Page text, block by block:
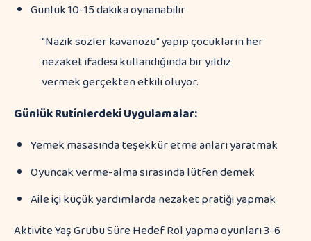
Günlük 10-15 dakika oynanabilir
"Nazik sözler kavanozu" yapıp çocukların her
nezaket ifadesi kullandığında bir yıldız
vermek gerçekten etkili oluyor.
Günlük Rutinlerdeki Uygulamalar:
Yemek masasında teşekkür etme anları yaratmak
Oyuncak verme-alma sırasında lütfen demek
Aile içi küçük yardımlarda nezaket pratiği yapmak
Aktivite Yaş Grubu Süre Hedef Rol yapma oyunları 3-6